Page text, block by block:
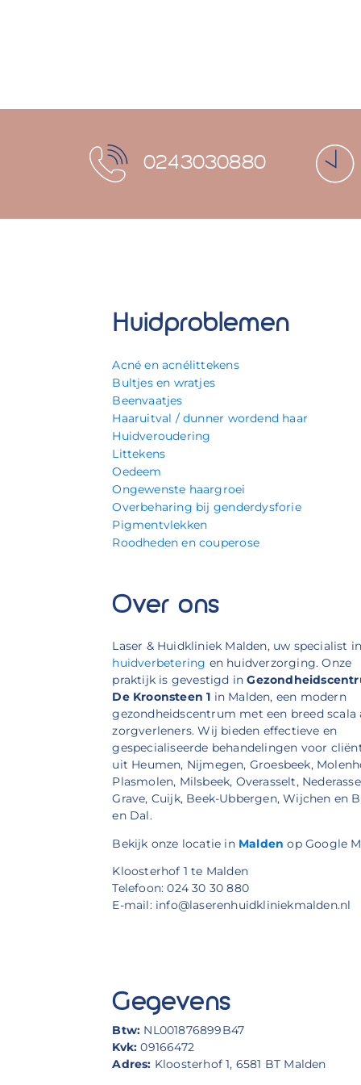
0243030880
Huidproblemen
Acné en acnélittekens
Bultjes en wratjes
Beenvaatjes
Haaruitval / dunner wordend haar
Huidveroudering
Littekens
Oedeem
Ongewenste haargroei
Overbeharing bij genderdysforie
Pigmentvlekken
Roodheden en couperose
Over ons
Laser & Huidkliniek Malden, uw specialist
huidverbetering en huidverzorging. Onze
praktijk is gevestigd in
De Kroonsteen 1 in Malden, een modern
gezondheidscentrum met een breed scala
zorgverleners. Wij bieden effectieve en
gespecialiseerde behandelingen voor
uit Heumen, Nijmegen, Groesbeek,
Plasmolen, Milsbeek, Overasselt,
Grave, Cuijk, Beek-Ubbergen, Wijchen en
en Dal.
Bekijk onze locatie in Malden op Google
Kloosterhof 1 te Malden
Telefoon: 024 30 30 880
E-mail: info@laserenhuidkliniekmalden.nl
Gegevens
Btw: NL001876899B47
Kvk: 09166472
Adres: Kloosterhof 1, 6581 BT Malden